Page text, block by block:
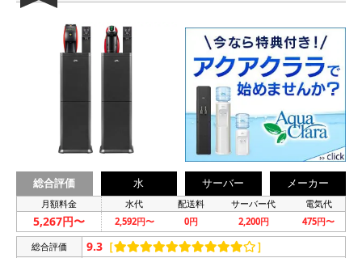
総合評価 水 サーバー メーカー
月額料金 水代 配送料 サーバー代 電気代
5,267円〜 2,592円〜 0円 2,200円 475円〜
総合評価 9.3 ［ ］